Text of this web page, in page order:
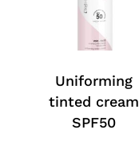
Uniforming
tinted cream
SPF50